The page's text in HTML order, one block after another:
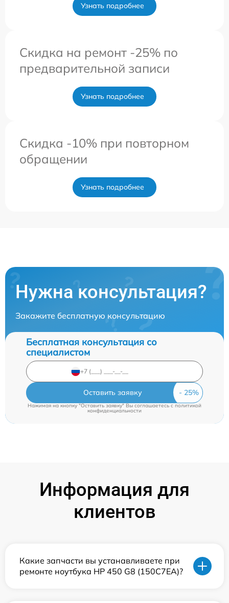
Узнать подробнее
Скидка на ремонт -25% по
предварительной записи
Узнать подробнее
Скидка -10% при повторном
обращении
Узнать подробнее
Нужна консультация?
Закажите бесплатную консультацию
Бесплатная консультация со
специалистом
Оставить заявку
Нажимая на кнопку "Оставить заявку" Вы соглашаетесь cполитикой
конфиденциальности
Информация для
клиентов
Какие запчасти вы устанавливаете при
ремонте ноутбука HP 450 G8 (150C7EA)?